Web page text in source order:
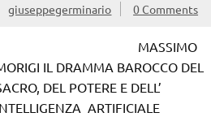
giuseppegerminario
0 Comments
MASSIMO
IL DRAMMA BAROCCO DEL
DEL POTERE E DELL’
ARTIFICIALE